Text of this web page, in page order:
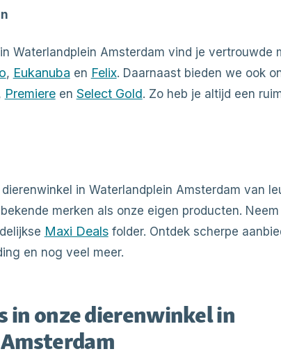
Waterlandplein Amsterdam vind je vertrouwde
, Eukanuba en Felix. Daarnaast bieden we ook
Premiereen Select Gold. Zo heb je altijd een
in Waterlandplein Amsterdam van
merken als onze eigen producten.
Maxi Dealsfolder. Ontdek scherpe
en nog veel meer.
in onze dierenwinkel in